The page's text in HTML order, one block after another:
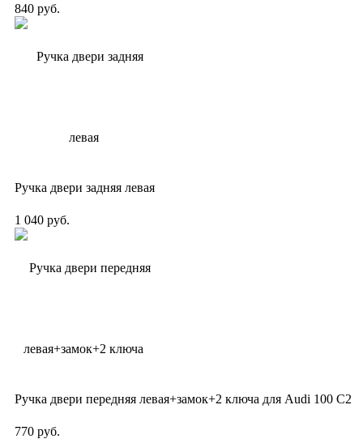
840 руб.
Ручка двери задняя левая
1 040 руб.
Ручка двери передняя левая+замок+2 ключа для Audi 100 C2
770 руб.